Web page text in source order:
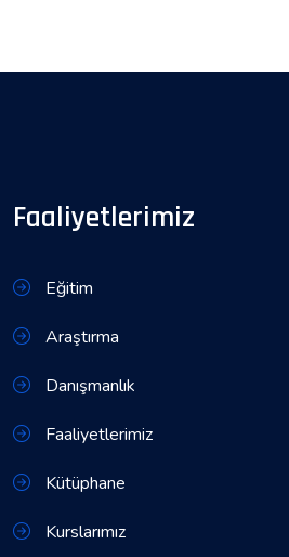
Faaliyetlerimiz
Eğitim
Araştırma
Danışmanlık
Faaliyetlerimiz
Kütüphane
Kurslarımız